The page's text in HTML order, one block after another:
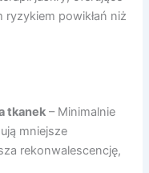
powikłań niż
tkanek – Minimalnie
mniejsze
rekonwalescencję,